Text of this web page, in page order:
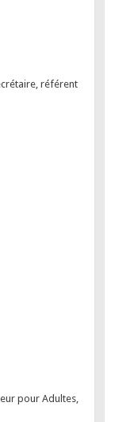
référent
pour Adultes,